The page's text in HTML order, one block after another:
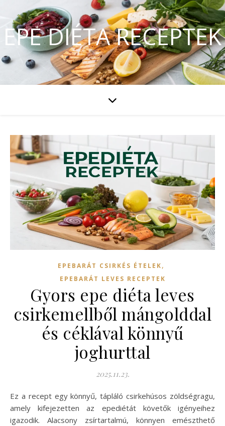
EPE DIÉTA RECEPTEK
EPEBARÁT CSIRKÉS ÉTELEK,
EPEBARÁT LEVES RECEPTEK
Gyors epe diéta leves
csirkemellből mángolddal
és céklával könnyű
joghurttal
2025.11.23.
Ez a recept egy könnyű, tápláló csirkehúsos zöldségragu,
amely kifejezetten az epediétát követők igényeihez
igazodik. Alacsony zsírtartalmú, könnyen emészthető